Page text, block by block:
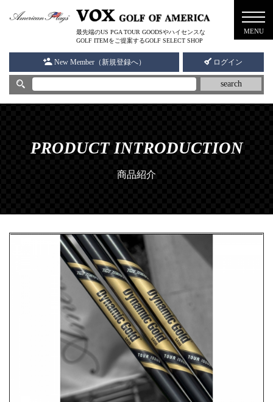
最先端のUS PGA TOUR GOODSやハイセンスな
GOLF ITEMをご提案するGOLF SELECT SHOP
New Member（新規登録へ） ログイン
search
PRODUCT INTRODUCTION
商品紹介
メニ
ュー
MENU